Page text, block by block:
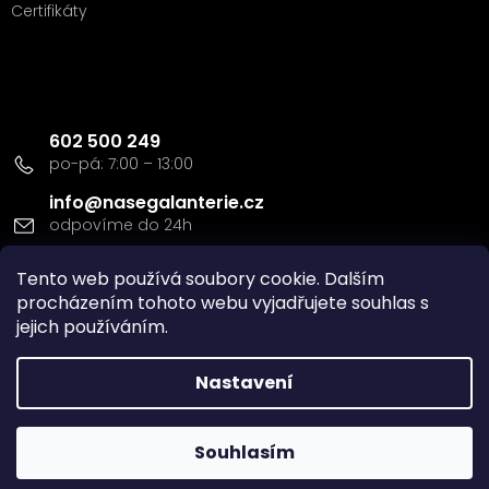
Tento web používá soubory cookie. Dalším
procházením tohoto webu vyjadřujete souhlas s
jejich používáním.
Nastavení
Souhlasím
Certifikáty
info@nasegalanterie.cz
602 500 249
Doprava a platba
Vytvořil Shoptet
Naše Galanterie s.r.o
vyhrazena.